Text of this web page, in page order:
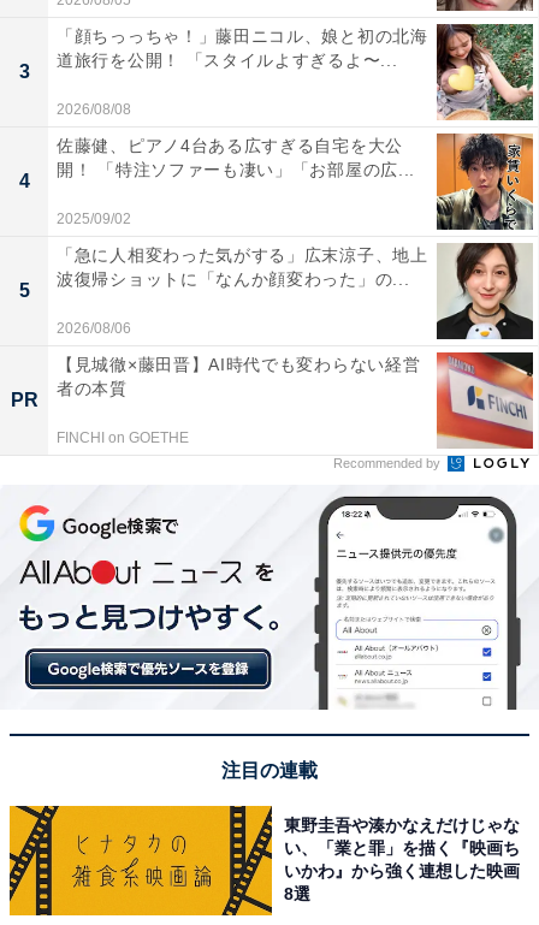
3
「顔ちっっちゃ！」藤田ニコル、娘と初の北海
道旅行を公開！ 「スタイルよすぎるよ〜...
2026/08/08
4
佐藤健、ピアノ4台ある広すぎる自宅を大公
開！ 「特注ソファーも凄い」「お部屋の広...
2025/09/02
5
「急に人相変わった気がする」広末涼子、地上
波復帰ショットに「なんか顔変わった」の...
2026/08/06
PR
【見城徹×藤田晋】AI時代でも変わらない経営
者の本質
FINCHI on GOETHE
Recommended by
注目の連載
東野圭吾や湊かなえだけじゃな
い、「業と罪」を描く『映画ち
いかわ』から強く連想した映画
8選